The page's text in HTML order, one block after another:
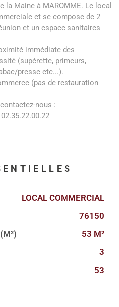
la Maine à MAROMME. Le local
et se compose de 2
et un espace sanitaires
immédiate des
(supérette, primeurs,
presse etc...).
(pas de restauration
nous :
LOCAL COMMERCIAL
76150
53 M²
3
53